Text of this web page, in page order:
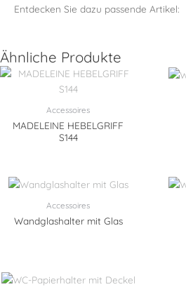
Entdecken Sie dazu passende Artikel:
Ähnliche Produkte
Accessoires
MADELEINE HEBELGRIFF
S144
Accessoires
Wandglashalter mit Glas